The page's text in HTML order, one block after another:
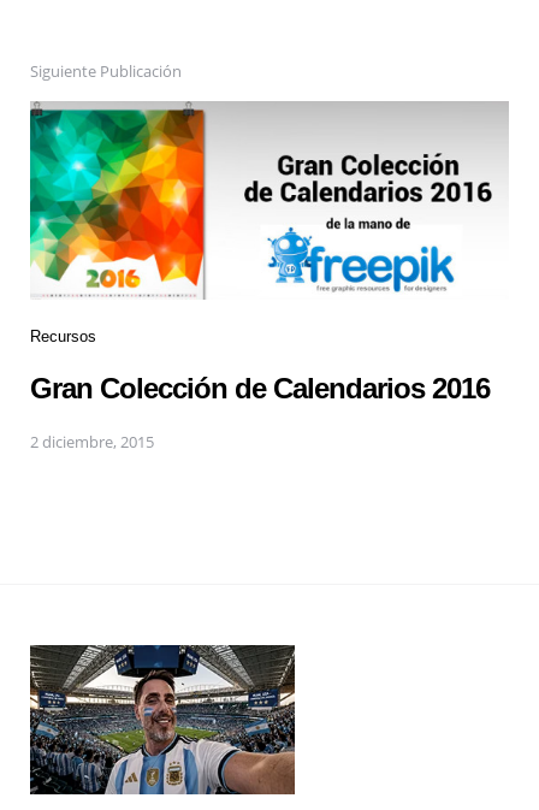
Siguiente Publicación
Recursos
Gran Colección de Calendarios 2016
2 diciembre, 2015